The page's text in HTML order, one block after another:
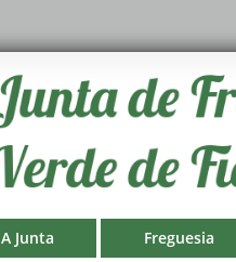
A Junta Freguesia